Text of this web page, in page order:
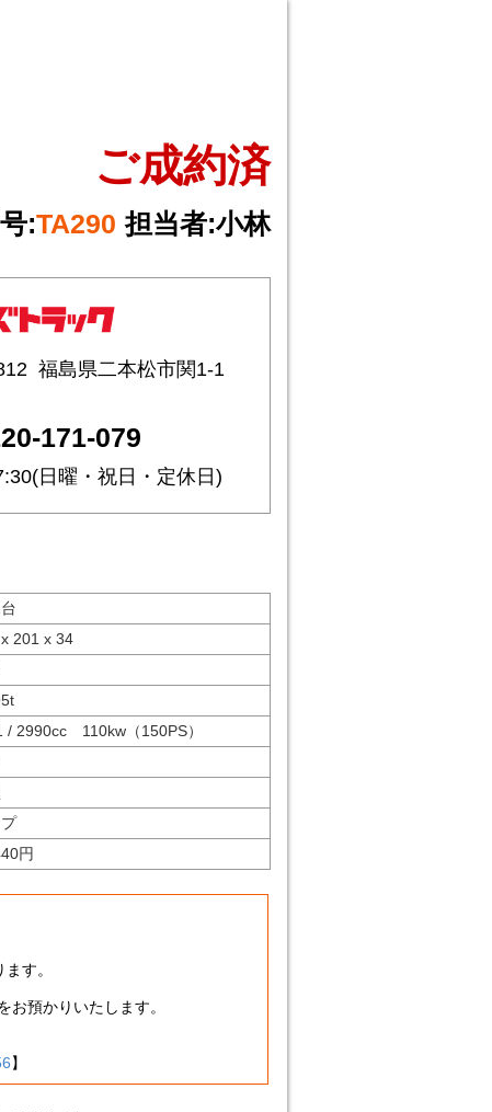
ご成約済
:TA290 担当者:小林
福島県二本松市関1-1
171-079
日曜・祝日・定休日)
201 x 34
t
/ 2990cc 110kw（150PS）
円
す。
預かりいたします。
】